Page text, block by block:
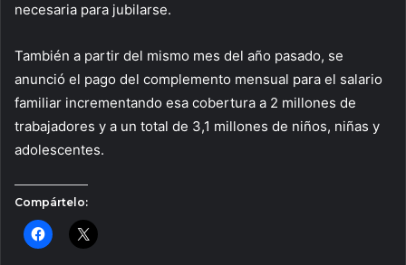
necesaria para jubilarse.
También a partir del mismo mes del año pasado, se
anunció el pago del complemento mensual para el salario
familiar incrementando esa cobertura a 2 millones de
trabajadores y a un total de 3,1 millones de niños, niñas y
adolescentes.
Compártelo: